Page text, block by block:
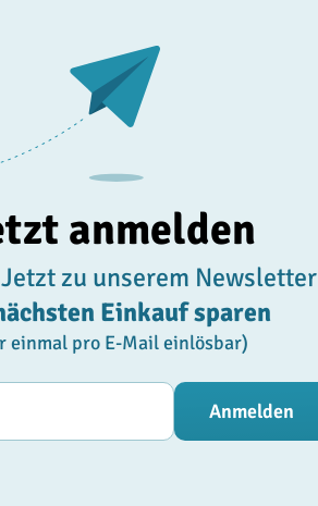
anmelden
zu unserem Newsletter
Einkauf sparen
pro E-Mail einlösbar)
Anmelden